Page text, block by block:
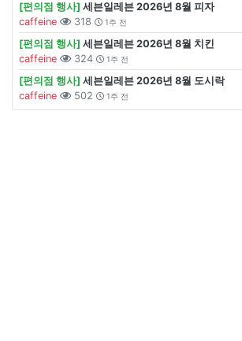
[편의점 행사] 세븐일레븐 2026년 8월 피자
caffeine
318 1주 전
[편의점 행사] 세븐일레븐 2026년 8월 치킨
caffeine
324 1주 전
[편의점 행사] 세븐일레븐 2026년 8월 도시락
caffeine
502 1주 전